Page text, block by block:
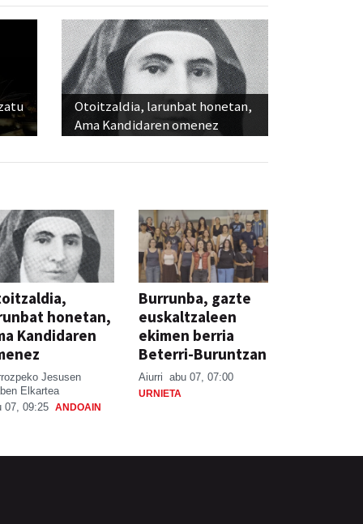
Otoitzaldia, larunbat honetan,
Ama Kandidaren omenez
honetan,
Kandidaren
Jesusen
Elkartea
07, 09:25 ANDOAIN
Burrunba, gazte
euskaltzaleen
ekimen berria
Beterri-Buruntzan
Aiurri abu 07, 07:00
URNIETA